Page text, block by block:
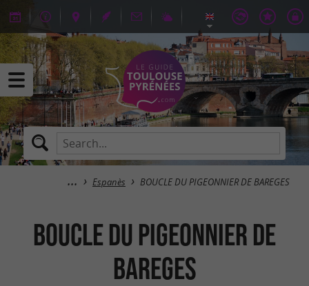
Espanès BOUCLE DU PIGEONNIER DE BAREGES
BOUCLE DU PIGEONNIER DE
BAREGES